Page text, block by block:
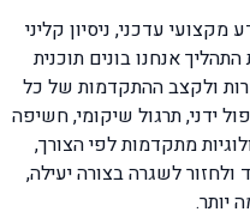
עדכני, ניסיון קליני
אנחנו בונים תוכנית
ולקצב ההתקדמות של כל
ידני, תרגול שיקומי, חשיפה
מתקדמות לפי הצורך,
לשגרה בצורה יעילה,
יותר.